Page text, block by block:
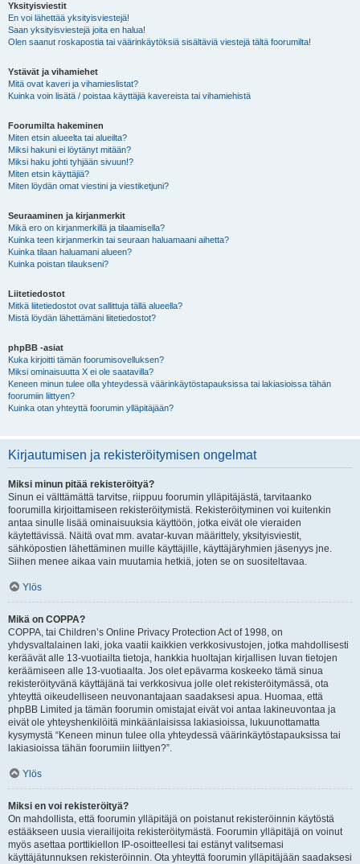
Yksityisviestit
En voi lähettää yksityisviestejä!
Saan yksityisviestejä joita en halua!
Olen saanut roskapostia tai väärinkäytöksiä sisältäviä viestejä tältä foorumilta!
Ystävät ja vihamiehet
Mitä ovat kaveri ja vihamieslistat?
Kuinka voin lisätä / poistaa käyttäjiä kavereista tai vihamiehistä
Foorumilta hakeminen
Miten etsin alueelta tai alueilta?
Miksi hakuni ei löytänyt mitään?
Miksi haku johti tyhjään sivuun!?
Miten etsin käyttäjiä?
Miten löydän omat viestini ja viestiketjuni?
Seuraaminen ja kirjanmerkit
Mikä ero on kirjanmerkillä ja tilaamisella?
Kuinka teen kirjanmerkin tai seuraan haluamaani aihetta?
Kuinka tilaan haluamani alueen?
Kuinka poistan tilaukseni?
Liitetiedostot
Mitkä liitetiedostot ovat sallittuja tällä alueella?
Mistä löydän lähettämäni liitetiedostot?
phpBB -asiat
Kuka kirjoitti tämän foorumisovelluksen?
Miksi ominaisuutta X ei ole saatavilla?
Keneen minun tulee olla yhteydessä väärinkäytöstapauksissa tai lakiasioissa tähän
foorumiin liittyen?
Kuinka otan yhteyttä foorumin ylläpitäjään?
Kirjautumisen ja rekisteröitymisen ongelmat
Miksi minun pitää rekisteröityä?
Sinun ei välttämättä tarvitse, riippuu foorumin ylläpitäjästä, tarvitaanko
foorumilla kirjoittamiseen rekisteröitymistä. Rekisteröityminen voi kuitenkin
antaa sinulle lisää ominaisuuksia käyttöön, jotka eivät ole vieraiden
käytettävissä. Näitä ovat mm. avatar-kuvan määrittely, yksityisviestit,
sähköpostien lähettäminen muille käyttäjille, käyttäjäryhmien jäsenyys jne.
Siihen menee aikaa vain muutamia hetkiä, joten se on suositeltavaa.
Ylös
Mikä on COPPA?
COPPA, tai Children’s Online Privacy Protection Act of 1998, on
yhdysvaltalainen laki, joka vaatii kaikkien verkkosivustojen, jotka mahdollisesti
keräävät alle 13-vuotiailta tietoja, hankkia huoltajan kirjallisen luvan tietojen
keräämiseen alle 13-vuotiaalta. Jos olet epävarma koskeeko tämä sinua
rekisteröityvänä käyttäjänä tai verkkosivua jolle olet rekisteröitymässä, ota
yhteyttä oikeudelliseen neuvonantajaan saadaksesi apua. Huomaa, että
phpBB Limited ja tämän foorumin omistajat eivät voi antaa lakineuvontaa ja
eivät ole yhteyshenkilöitä minkäänlaisissa lakiasioissa, lukuunottamatta
kysymystä “Keneen minun tulee olla yhteydessä väärinkäytöstapauksissa tai
lakiasioissa tähän foorumiin liittyen?”.
Ylös
Miksi en voi rekisteröityä?
On mahdollista, että foorumin ylläpitäjä on poistanut rekisteröinnin käytöstä
estääkseen uusia vierailijoita rekisteröitymästä. Foorumin ylläpitäjä on voinut
myös asettaa porttikiellon IP-osoitteellesi tai estänyt valitsemasi
käyttäjätunnuksen rekisteröinnin. Ota yhteyttä foorumin ylläpitäjään saadaksesi